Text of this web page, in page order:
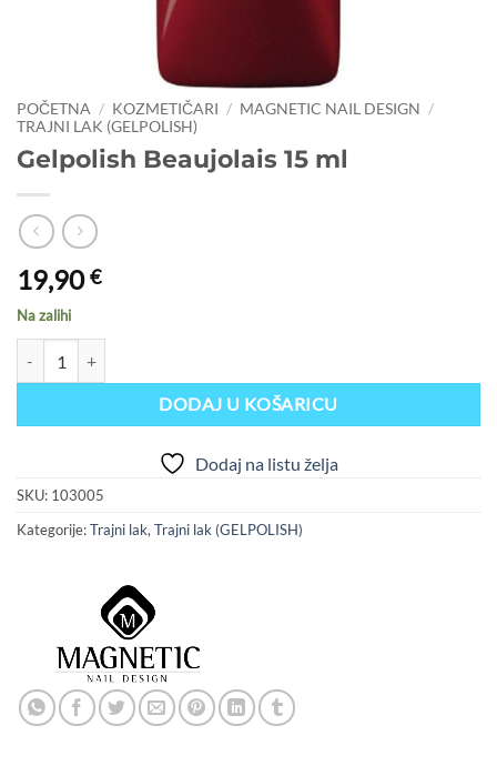
POČETNA / KOZMETIČARI / MAGNETIC NAIL DESIGN /
TRAJNI LAK (GELPOLISH)
Gelpolish Beaujolais 15 ml
19,90€
Na zalihi
DODAJ U KOŠARICU
Dodaj na listu želja
SKU: 103005
Kategorije:Trajni lak, Trajni lak (GELPOLISH)